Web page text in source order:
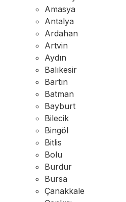
Amasya
Antalya
Ardahan
Artvin
Aydın
Balıkesir
Bartın
Batman
Bayburt
Bilecik
Bingöl
Bitlis
Bolu
Burdur
Bursa
Çanakkale